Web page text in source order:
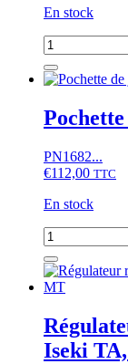
En stock
quantité
de
Jeu
segments
de
Iseki
TU,
Mitsubishi
MT,
Satoh
ST,
Suzue
moteur
KE55,
K3B,
PN1682...
€112,00 TTC
En stock
quantité
de
Pochette
de
K3B
(complet)
Iseki